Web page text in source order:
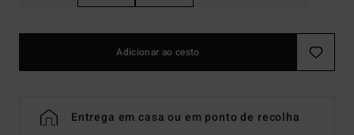
Adicionar ao cesto
Entrega em casa ou em ponto de recolha